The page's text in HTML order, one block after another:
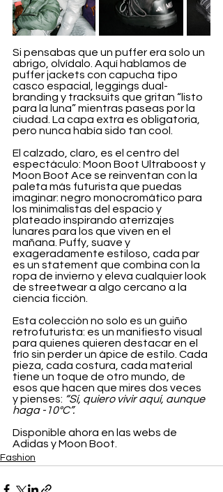
Si pensabas que un puffer era solo un
abrigo, olvídalo. Aquí hablamos de
puffer jackets con capucha tipo
casco espacial, leggings dual-
branding y tracksuits que gritan “listo
para la luna” mientras paseas por la
ciudad. La capa extra es obligatoria,
pero nunca había sido tan cool.
El calzado, claro, es el centro del
espectáculo: Moon Boot Ultraboost y
Moon Boot Ace se reinventan con la
paleta más futurista que puedas
imaginar: negro monocromático para
los minimalistas del espacio y
plateado inspirando aterrizajes
lunares para los que viven en el
mañana. Puffy, suave y
exageradamente estiloso, cada par
es un statement que combina con la
ropa de invierno y eleva cualquier look
de streetwear a algo cercano a la
ciencia ficción.
Esta colección no solo es un guiño
retrofuturista: es un manifiesto visual
para quienes quieren destacar en el
frío sin perder un ápice de estilo. Cada
pieza, cada costura, cada material
tiene un toque de otro mundo, de
esos que hacen que mires dos veces
y pienses: “Sí, quiero vivir aquí, aunque
haga -10°C”.
Disponible ahora en las webs de
Adidas y Moon Boot.
Fashion